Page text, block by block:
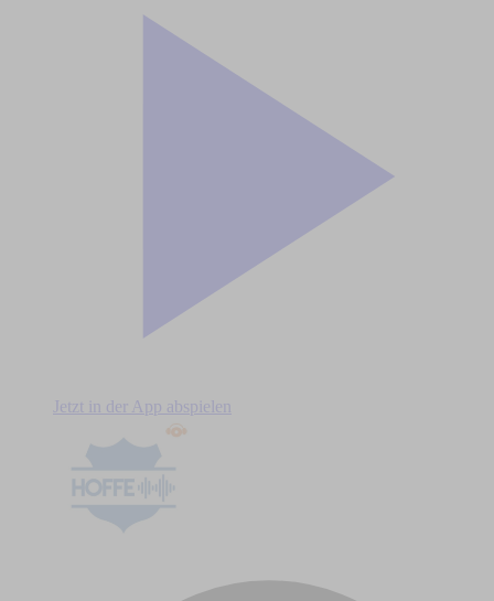
Jetzt in der App abspielen